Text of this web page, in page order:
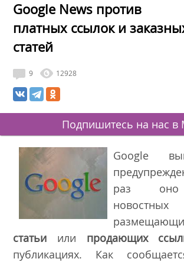
Google News против
платных ссылок и
статей
9 12928
Подпишитесь на нас в
Google
раз оно
статьи или продающих
публикациях. Как